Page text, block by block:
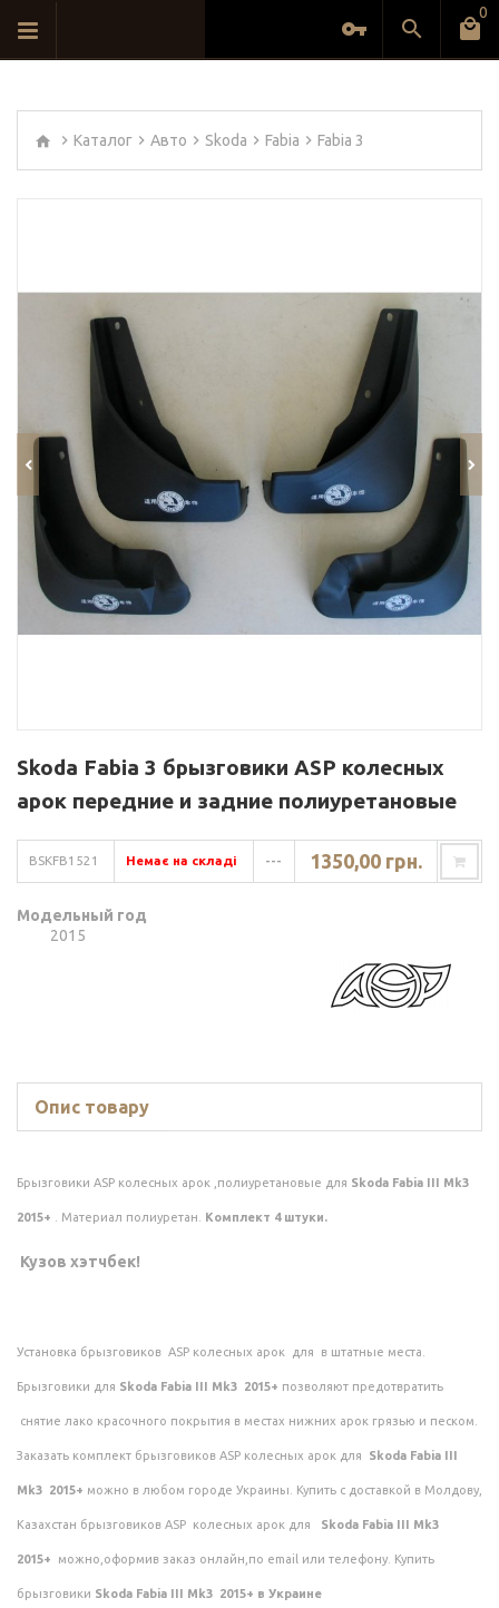
0
Каталог Авто Skoda Fabia Fabia 3
Skoda Fabia 3 брызговики ASP колесных
арок передние и задние полиуретановые
BSKFB1521 Немає на складі --- 1350,00 грн.
Модельный год
2015
Опис товару
Брызговики ASP колесных арок ,полиуретановые для Skoda Fabia III Mk3
2015+ . Материал полиуретан. Комплект 4 штуки.
Кузов хэтчбек!
Установка брызговиков ASP колесных арок для в штатные места.
Брызговики для Skoda Fabia III Mk3 2015+ позволяют предотвратить
снятие лако красочного покрытия в местах нижних арок грязью и песком.
Заказать комплект брызговиков ASP колесных арок для Skoda Fabia III
Mk3 2015+ можно в любом городе Украины. Купить с доставкой в Молдову,
Казахстан брызговиков ASP колесных арок для Skoda Fabia III Mk3
2015+ можно,оформив заказ онлайн,по email или телефону. Купить
брызговики Skoda Fabia III Mk3 2015+ в Украине